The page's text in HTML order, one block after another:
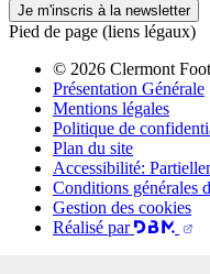
Je m'inscris à la newsletter
Pied de page (liens légaux)
© 2026 Clermont
Présentation Générale
Mentions légales
Politique de
Plan du site
Accessibilité:
Conditions générales
Gestion des cookies
Réalisé par